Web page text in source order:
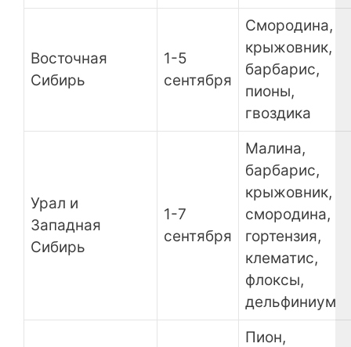
Восточная
Сибирь
1-5
сентября
Смородина,
крыжовник,
барбарис,
пионы,
гвоздика
Урал и
Западная
Сибирь
1-7
сентября
Малина,
барбарис,
крыжовник,
смородина,
гортензия,
клематис,
флоксы,
дельфиниум
Пион,